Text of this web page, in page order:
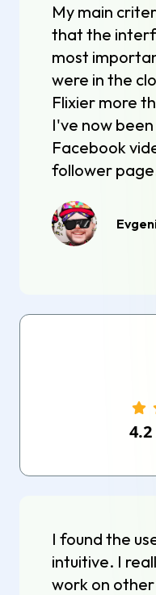
My main
that the
most
were in the
Flixier more
I've now
Facebook
follower
4.2
I found the
intuitive. I
work on